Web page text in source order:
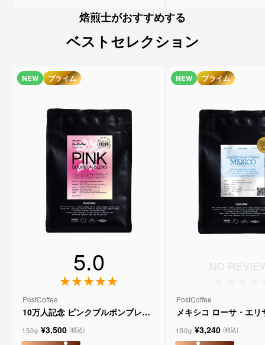
焙煎士がおすすめする
ベストセレクション
NEW プライム
5.0
PostCoffee
10万人記念 ピンクブルボンブレン
150g ¥3,500 (税込)
NEW プライム
NO
PostCoffee
メキシコ ローサ・エリ
150g ¥3,240 (税込)